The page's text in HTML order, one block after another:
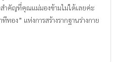
ำคัญที่คุณแม่มองข้ามไม่ได้เลยค่ะ
อง” แห่งการสร้างรากฐานร่างกาย
ย่างสมวัยและมั่นใจ แน่นอนว่าใน
ม่ยุคใหม่ให้ความสำคัญเป็นอันดับ